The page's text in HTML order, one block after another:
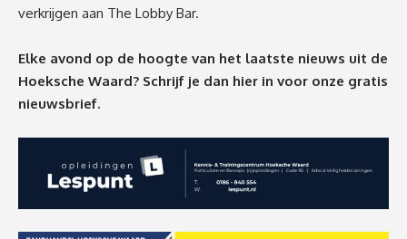
verkrijgen aan The Lobby Bar.
Elke avond op de hoogte van het laatste nieuws uit de
Hoeksche Waard? Schrijf je dan hier in voor onze gratis
nieuwsbrief.